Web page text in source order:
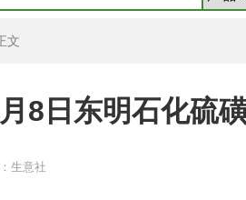
文
8日东明石化硫
生意社